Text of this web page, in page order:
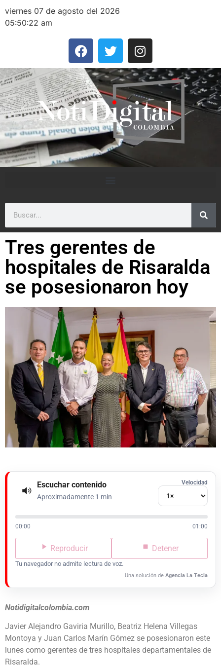
viernes 07 de agosto del 2026
05:50:22 am
Tres gerentes de
hospitales de Risaralda
se posesionaron hoy
Escuchar contenido
Aproximadamente 1 min
Velocidad
00:00 01:00
Reproducir Detener
Tu navegador no admite lectura de voz.
Una solución de Agencia La Tecla
Notidigitalcolombia.com
Javier Alejandro Gaviria Murillo, Beatriz Helena Villegas
Montoya y Juan Carlos Marín Gómez se posesionaron este
lunes como gerentes de tres hospitales departamentales de
Risaralda.